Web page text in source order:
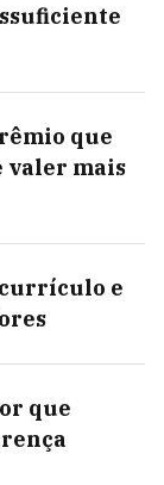
que
valer mais
e
que